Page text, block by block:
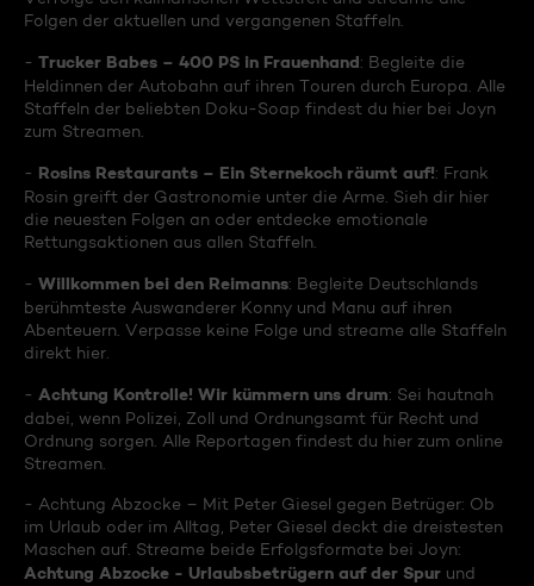
Folgen der aktuellen und vergangenen Staffeln.
- Trucker Babes – 400 PS in Frauenhand: Begleite die
Heldinnen der Autobahn auf ihren Touren durch Europa. Alle
Staffeln der beliebten Doku-Soap findest du hier bei Joyn
zum Streamen.
- Rosins Restaurants – Ein Sternekoch räumt auf!: Frank
Rosin greift der Gastronomie unter die Arme. Sieh dir hier
die neuesten Folgen an oder entdecke emotionale
Rettungsaktionen aus allen Staffeln.
- Willkommen bei den Reimanns: Begleite Deutschlands
berühmteste Auswanderer Konny und Manu auf ihren
Abenteuern. Verpasse keine Folge und streame alle Staffeln
direkt hier.
- Achtung Kontrolle! Wir kümmern uns drum: Sei hautnah
dabei, wenn Polizei, Zoll und Ordnungsamt für Recht und
Ordnung sorgen. Alle Reportagen findest du hier zum online
Streamen.
- Achtung Abzocke – Mit Peter Giesel gegen Betrüger: Ob
im Urlaub oder im Alltag, Peter Giesel deckt die dreistesten
Maschen auf. Streame beide Erfolgsformate bei Joyn:
Achtung Abzocke - Urlaubsbetrügern auf der Spur und